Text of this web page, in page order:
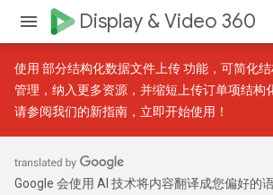
Display & Video 360
使用 部分结构化数据文件上传功能，可简化
管理，纳入更多资源，并缩短上传订单项结构
请参阅我们的新指南 ，立即开始使用！
Google 会使用 AI 技术将内容翻译成您偏好的